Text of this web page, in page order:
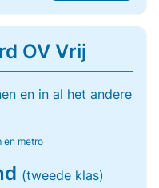
OV Vrij
en in al het andere
en metro
(tweede klas)